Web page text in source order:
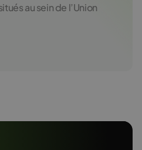
au sein de l’Union